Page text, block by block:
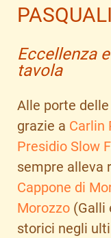
Eccellenza
tavola
Alle porte delle
grazie a Carlin
Presidio Slow
sempre alleva
Cappone di
Morozzo (Galli
storici negli